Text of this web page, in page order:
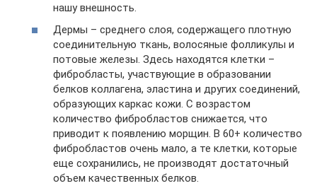
нашу внешность.
Дермы – среднего слоя, содержащего плотную
соединительную ткань, волосяные фолликулы и
потовые железы. Здесь находятся клетки –
фибробласты, участвующие в образовании
белков коллагена, эластина и других соединений,
образующих каркас кожи. С возрастом
количество фибробластов снижается, что
приводит к появлению морщин. В 60+ количество
фибробластов очень мало, а те клетки, которые
еще сохранились, не производят достаточный
объем качественных белков.